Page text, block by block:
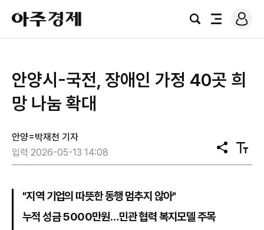
아
주
경
검
전
로
그
안양시-국전, 장애인 가정 40곳 희
망 나눔 확대
안양=박재천 기자
입력 2026-05-13 14:08
공
유
텍
스
"지역 기업의 따뜻한 동행 멈추지 않아"
누적 성금 5000만원…민관 협력 복지모델 주목